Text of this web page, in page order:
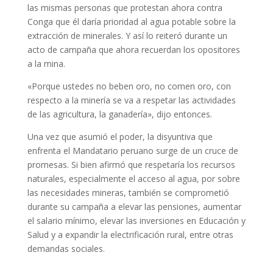
las mismas personas que protestan ahora contra
Conga que él daría prioridad al agua potable sobre la
extracción de minerales. Y así lo reiteró durante un
acto de campaña que ahora recuerdan los opositores
a la mina.
«Porque ustedes no beben oro, no comen oro, con
respecto a la minería se va a respetar las actividades
de las agricultura, la ganadería», dijo entonces.
Una vez que asumió el poder, la disyuntiva que
enfrenta el Mandatario peruano surge de un cruce de
promesas. Si bien afirmó que respetaría los recursos
naturales, especialmente el acceso al agua, por sobre
las necesidades mineras, también se comprometió
durante su campaña a elevar las pensiones, aumentar
el salario mínimo, elevar las inversiones en Educación y
Salud y a expandir la electrificación rural, entre otras
demandas sociales.